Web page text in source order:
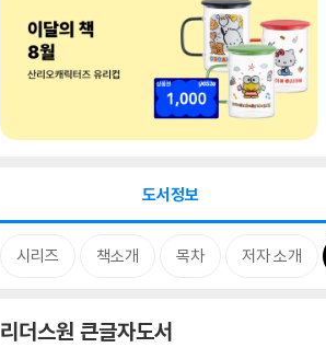
도서정보
시리즈 책소개 목차 저자 소개
리더스원 큰글자도서